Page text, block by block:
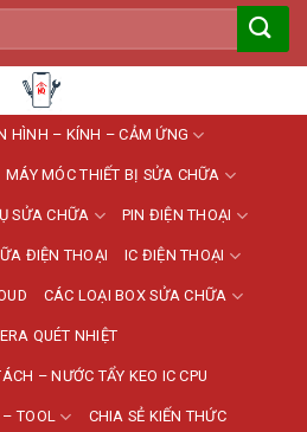
HÌNH – KÍNH – CẢM ỨNG
MÁY MÓC THIẾT BỊ SỬA CHỮA
SỬA CHỮA PIN ĐIỆN THOẠI
ĐIỆN THOẠI IC ĐIỆN THOẠI
CÁC LOẠI BOX SỬA CHỮA
QUÉT NHIỆT
– NƯỚC TẨY KEO IC CPU
TOOL CHIA SẺ KIẾN THỨC